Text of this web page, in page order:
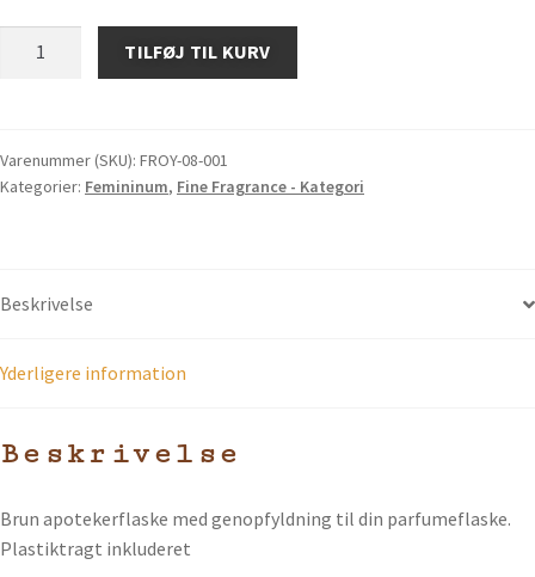
TILFØJ TIL KURV
Varenummer (SKU): FROY-08-001
Kategorier: Femininum, Fine Fragrance - Kategori
Beskrivelse
Yderligere information
Beskrivelse
Brun apotekerflaske med genopfyldning til din parfumeflaske.
Plastiktragt inkluderet